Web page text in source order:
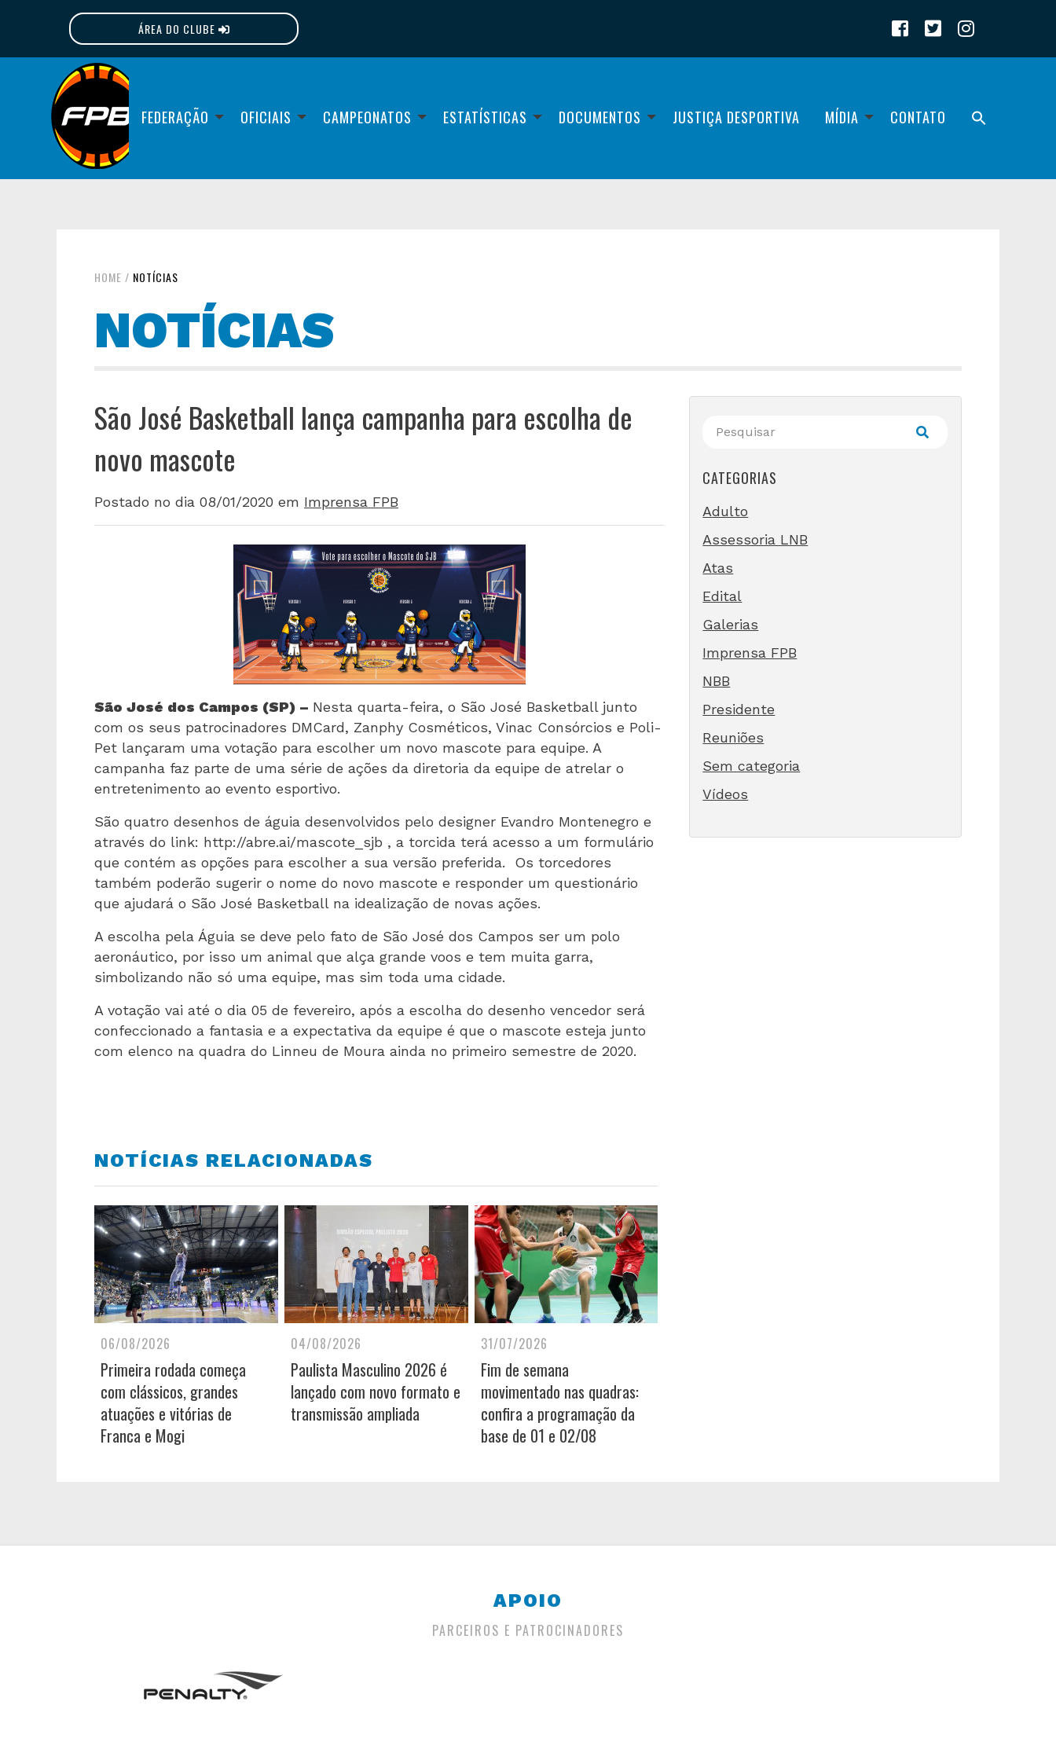
ÁREA DO CLUBE
FEDERAÇÃO OFICIAIS CAMPEONATOS ESTATÍSTICAS DOCUMENTOS JUSTIÇA DESPORTIVA MÍDIA CONTATO
HOME / NOTÍCIAS
NOTÍCIAS
São José Basketball lança campanha para escolha de
novo mascote
Postado no dia 08/01/2020 em Imprensa FPB
São José dos Campos (SP) – Nesta quarta-feira, o São José Basketball junto
com os seus patrocinadores DMCard, Zanphy Cosméticos, Vinac Consórcios e Poli-
Pet lançaram uma votação para escolher um novo mascote para equipe. A
campanha faz parte de uma série de ações da diretoria da equipe de atrelar o
entretenimento ao evento esportivo.
São quatro desenhos de águia desenvolvidos pelo designer Evandro Montenegro e
através do link: http://abre.ai/mascote_sjb , a torcida terá acesso a um formulário
que contém as opções para escolher a sua versão preferida. Os torcedores
também poderão sugerir o nome do novo mascote e responder um questionário
que ajudará o São José Basketball na idealização de novas ações.
A escolha pela Águia se deve pelo fato de São José dos Campos ser um polo
aeronáutico, por isso um animal que alça grande voos e tem muita garra,
simbolizando não só uma equipe, mas sim toda uma cidade.
A votação vai até o dia 05 de fevereiro, após a escolha do desenho vencedor será
confeccionado a fantasia e a expectativa da equipe é que o mascote esteja junto
com elenco na quadra do Linneu de Moura ainda no primeiro semestre de 2020.
NOTÍCIAS RELACIONADAS
06/08/2026
Primeira rodada começa
com clássicos, grandes
atuações e vitórias de
Franca e Mogi
04/08/2026
Paulista Masculino 2026 é
lançado com novo formato e
transmissão ampliada
31/07/2026
Fim de semana
movimentado nas quadras:
confira a programação da
base de 01 e 02/08
CATEGORIAS
Adulto
Assessoria LNB
Atas
Edital
Galerias
Imprensa FPB
NBB
Presidente
Reuniões
Sem categoria
Vídeos
APOIO
PARCEIROS E PATROCINADORES